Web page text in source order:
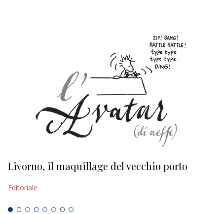
Livorno, il maquillage del vecchio porto
Editoriale